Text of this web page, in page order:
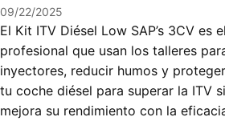
09/22/2025
El Kit ITV Diésel Low SAP’s 3CV es
profesional que usan los talleres
inyectores, reducir humos y
tu coche diésel para superar la ITV
mejora su rendimiento con la